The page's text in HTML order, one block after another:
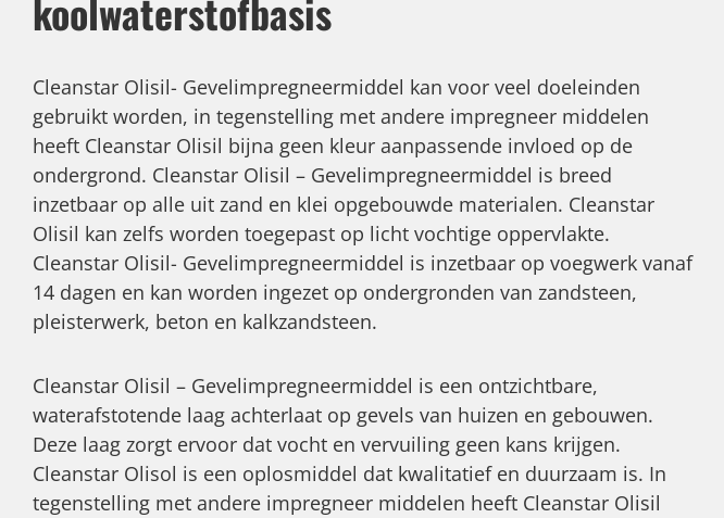
koolwaterstofbasis
Cleanstar Olisil- Gevelimpregneermiddel kan voor veel doeleinden
gebruikt worden, in tegenstelling met andere impregneer middelen
heeft Cleanstar Olisil bijna geen kleur aanpassende invloed op de
ondergrond. Cleanstar Olisil – Gevelimpregneermiddel is breed
inzetbaar op alle uit zand en klei opgebouwde materialen. Cleanstar
Olisil kan zelfs worden toegepast op licht vochtige oppervlakte.
Cleanstar Olisil- Gevelimpregneermiddel is inzetbaar op voegwerk vanaf
14 dagen en kan worden ingezet op ondergronden van zandsteen,
pleisterwerk, beton en kalkzandsteen.
Cleanstar Olisil – Gevelimpregneermiddel is een ontzichtbare,
waterafstotende laag achterlaat op gevels van huizen en gebouwen.
Deze laag zorgt ervoor dat vocht en vervuiling geen kans krijgen.
Cleanstar Olisol is een oplosmiddel dat kwalitatief en duurzaam is. In
tegenstelling met andere impregneer middelen heeft Cleanstar Olisil